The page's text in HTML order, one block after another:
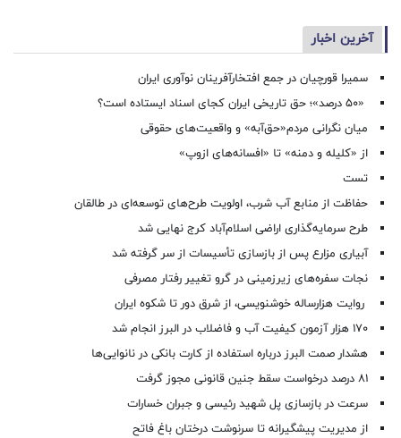
آخرین اخبار
سمیرا قورچیان در جمع افتخارآفرینان نوآوری ایران
«۵۰ درصد»؛ حق تاریخی ایران کجای اسناد ایستاده است؟
میان نگرانی مردم«حق‌آبه» و واقعیت‌های حقوقی
از «کلیله و دمنه» تا «افسانه‌های ازوپ»
تست
حفاظت از منابع آب شرب، اولویت طرح‌های توسعه‌ای در طالقان
طرح سرمایه‌گذاری اراضی اسلام‌آباد کرج نهایی شد
آبیاری مزارع پس از بازسازی تأسیسات از سر گرفته شد
نجات سفره‌های زیرزمینی در گرو تغییر رفتار مصرفی
روایت هزارساله خوشنویسی، از شرق دور تا شکوه ایران
۱۷۰ هزار آزمون کیفیت آب و فاضلاب در البرز انجام شد
هشدار صمت البرز درباره استفاده از کارت بانکی در نانوایی‌ها
۸۱ درصد درخواست‌ سقط جنین قانونی مجوز گرفت
سرعت در بازسازی پل شهید رئیسی و جبران خسارات
از مدیریت پیشگیرانه تا سرنوشت درختان باغ فاتح